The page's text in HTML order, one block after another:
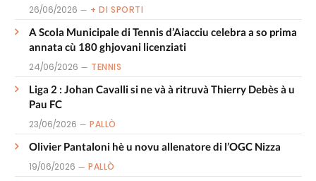
26/06/2026 + DI SPORTI
A Scola Municipale di Tennis d’Aiacciu celebra a so prima
annata cù 180 ghjovani licenziati
24/06/2026 TENNIS
Liga 2 : Johan Cavalli si ne và à ritruvà Thierry Debès à u
Pau FC
23/06/2026 PALLÒ
Olivier Pantaloni hè u novu allenatore di l’OGC Nizza
19/06/2026 PALLÒ